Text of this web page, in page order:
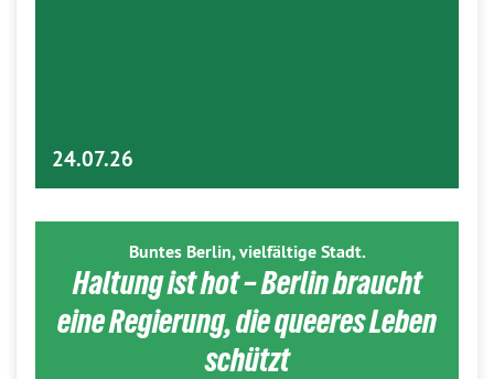
24.07.26
Buntes Berlin, vielfältige Stadt.
Haltung ist hot – Berlin braucht
eine Regierung, die queeres Leben
schützt